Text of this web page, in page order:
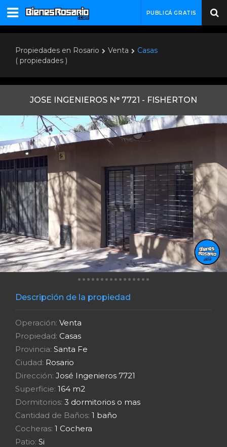
PUBLICÁ GRATIS
Propiedades en Rosario Venta
Casas
( propiedades )
JOSE INGENIEROS N° 7721 - FISHERTON
Descripción de la propiedad
Operación: Venta
Propiedad: Casas
Provincia: Santa Fe
Ciudad: Rosario
Dirección: José Ingenieros 7721
Superficie: 164 m2
Dormitorios: 3 dormitorios o mas
Cantidad de Baños: 1 baño
Cocheras: 1 Cochera
Patio: Si